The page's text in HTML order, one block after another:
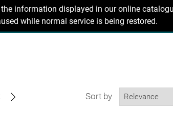
information displayed in our online
while normal service is being restored.
Sort by